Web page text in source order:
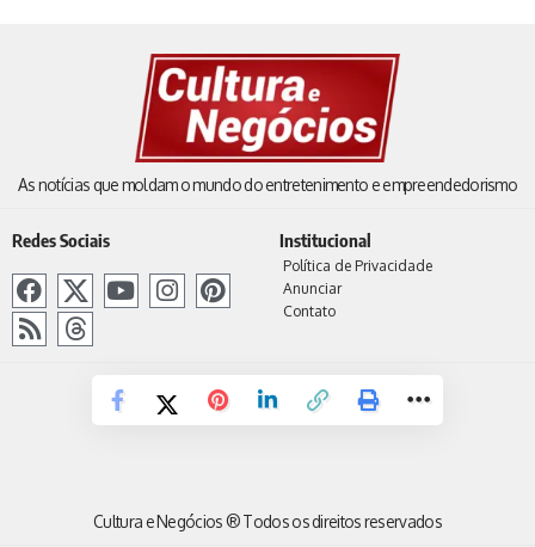
As notícias que moldam o mundo do entretenimento e empreendedorismo
Redes Sociais Institucional
Política de Privacidade
Anunciar
Contato
Cultura e Negócios ® Todos os direitos reservados